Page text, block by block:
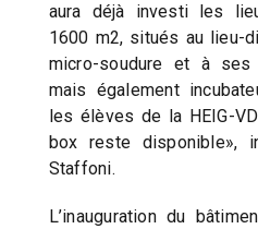
aura déjà investi les
1600 m2, situés au lieu-
micro-soudure et à ses
mais également
les élèves de la HEIG-
box reste disponible»,
Staffoni.
L’inauguration du